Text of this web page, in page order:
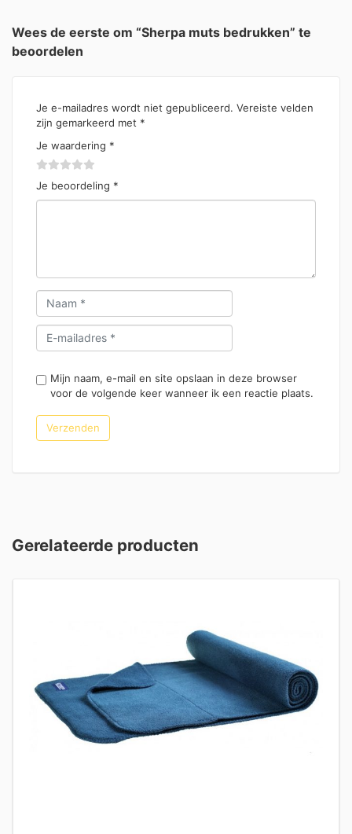
Wees de eerste om “Sherpa muts bedrukken” te
beoordelen
Je e-mailadres wordt niet gepubliceerd. Vereiste velden
zijn gemarkeerd met *
Je waardering *
Je beoordeling *
Mijn naam, e-mail en site opslaan in deze browser
voor de volgende keer wanneer ik een reactie plaats.
Gerelateerde producten